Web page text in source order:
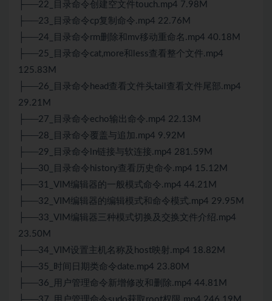
├──22_目录命令创建空文件touch.mp4 7.98M
├──23_目录命令cp复制命令.mp4 22.76M
├──24_目录命令rm删除和mv移动重命名.mp4 40.18M
├──25_目录命令cat,more和less查看整个文件.mp4
125.83M
├──26_目录命令head查看文件头tail查看文件尾部.mp4
29.21M
├──27_目录命令echo输出命令.mp4 22.13M
├──28_目录命令覆盖与追加.mp4 9.92M
├──29_目录命令ln链接与软连接.mp4 281.59M
├──30_目录命令history查看历史命令.mp4 15.12M
├──31_VIM编辑器的一般模式命令.mp4 44.21M
├──32_VIM编辑器的编辑模式和命令模式.mp4 29.95M
├──33_VIM编辑器三种模式切换及交换文件介绍.mp4
23.50M
├──34_VIM设置主机名称及host映射.mp4 18.82M
├──35_时间日期类命令date.mp4 23.80M
├──36_用户管理命令新增修改和删除.mp4 44.81M